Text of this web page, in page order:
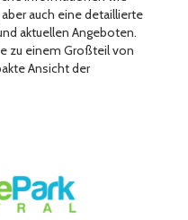
auch eine detaillierte
aktuellen Angeboten.
zu einem Großteil von
Ansicht der